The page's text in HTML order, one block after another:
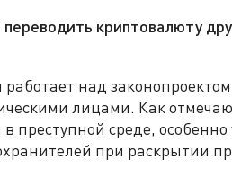
криптовалюту
над
лицами. Как
преступной среде, особенно
при раскрытии